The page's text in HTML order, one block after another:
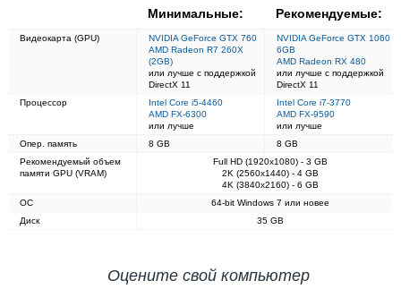
Минимальные: Рекомендуемые:
Видеокарта (GPU)
NVIDIA GeForce GTX 760
AMD Radeon R7 260X
(2GB)
или лучше с поддержкой
DirectX 11
NVIDIA GeForce GTX 1060
6GB
AMD Radeon RX 480
или лучше с поддержкой
DirectX 11
Процессор
Intel Core i5-4460
AMD FX-6300
или лучше
Intel Core i7-3770
AMD FX-9590
или лучше
Опер. память
8 GB
8 GB
Рекомендуемый объем
памяти GPU (VRAM)
Full HD (1920x1080) - 3 GB
2K (2560x1440) - 4 GB
4K (3840x2160) - 6 GB
ОС
64-bit Windows 7 или новее
Диск
35 GB
Оцените свой компьютер